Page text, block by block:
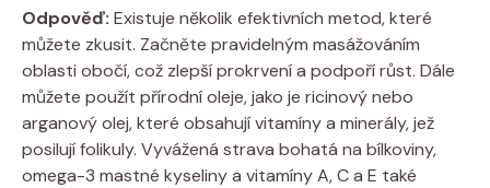
Odpověď: Existuje několik efektivních metod, které
můžete zkusit. Začněte pravidelným masážováním
oblasti obočí, což zlepší prokrvení a podpoří růst. Dále
můžete použít přírodní oleje, jako je ricinový nebo
arganový olej, které obsahují vitamíny a minerály, jež
posilují folikuly. Vyvážená strava bohatá na bílkoviny,
omega-3 mastné kyseliny a vitamíny A, C a E také